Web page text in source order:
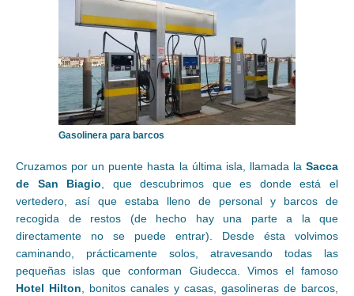
Gasolinera para barcos
Cruzamos por un puente hasta la última isla, llamada la Sacca
de San Biagio, que descubrimos que es donde está el
vertedero, así que estaba lleno de personal y barcos de
recogida de restos (de hecho hay una parte a la que
directamente no se puede entrar). Desde ésta volvimos
caminando, prácticamente solos, atravesando todas las
pequeñas islas que conforman Giudecca. Vimos el famoso
Hotel Hilton, bonitos canales y casas, gasolineras de barcos,